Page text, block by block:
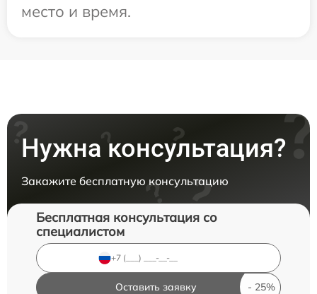
место и время.
Нужна консультация?
Закажите бесплатную консультацию
Бесплатная консультация со
специалистом
Оставить заявку